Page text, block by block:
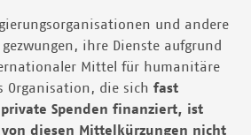
und andere
ihre Dienste aufgrund
Mittel für humanitäre
Organisation, die sich fast
Spenden finanziert, ist
von diesen Mittelkürzungen nicht